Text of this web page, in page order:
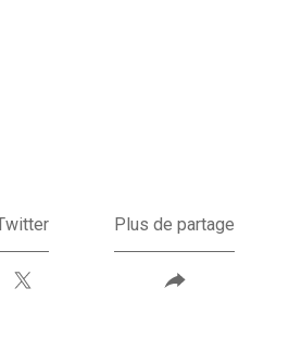
Plus de partage